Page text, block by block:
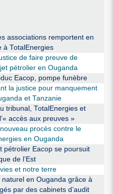
associations remportent en
à TotalEnergies
de faire preuve de
pétrolier en Ouganda
Eacop, pompe funèbre
la justice pour manquement
et Tanzanie
tribunal, TotalEnergies et
accès aux preuves »
procès contre le
en Ouganda
pétrolier Eacop se poursuit
de l’Est
et notre terre
en Ouganda grâce à
par des cabinets d’audit